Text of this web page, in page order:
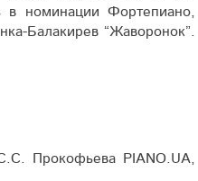
в номинации Форте­пиано,
Балакирев “Жа­во­ро­нок”.
Прокофьева PIANO.UA,